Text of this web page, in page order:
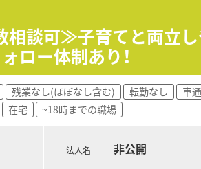
バランスよく年代が分かれていて、男
定着率の良さにも繋がっています。
られるよう工夫されています。
ケアができる企業を目指しています
るサービス展開をされています。花
務改善や患者様向けのイベントなども
ひ！ ～
相談可≫子育てと両立し
ロー体制あり！
残業なし(ほぼなし含む) 転勤なし 車
在宅 ~18時までの職場
法人名 非公開